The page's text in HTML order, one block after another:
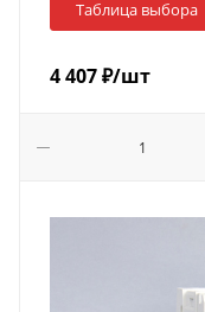
Таблица выбора
4 407₽/шт